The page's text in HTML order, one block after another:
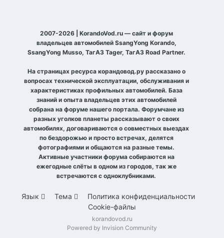
2007-2026 | KorandoVod.ru — сайт и форум
владельцев автомобилей SsangYong Korando,
SsangYong Musso, ТагАЗ Tager, ТагАЗ Road Partner.
На страницах ресурса корандовод.ру рассказано о
вопросах технической эксплуатации, обслуживания и
характеристиках профильных автомобилей. База
знаний и опыта владельцев этих автомобилей
собрана на форуме нашего портала. Форумчане из
разных уголков планеты рассказывают о своих
автомобилях, договариваются о совместных выездах
по бездорожью и просто встречах, делятся
фотографиями и общаются на разные темы.
Активные участники форума собираются на
ежегодные слёты в одном из городов, так же
встречаются с одноклубниками.
Язык Тема
Политика конфиденциальности
Cookie-файлы
korandovod.ru
Powered by Invision Community